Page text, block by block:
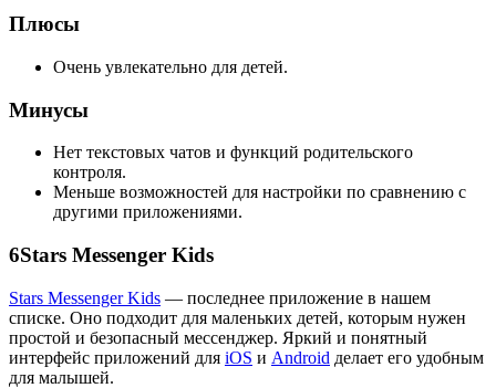
Плюсы
Очень увлекательно для детей.
Минусы
Нет текстовых чатов и функций родительского
контроля.
Меньше возможностей для настройки по сравнению с
другими приложениями.
6Stars Messenger Kids
Stars Messenger Kids — последнее приложение в нашем
списке. Оно подходит для маленьких детей, которым нужен
простой и безопасный мессенджер. Яркий и понятный
интерфейс приложений для iOS и Android делает его удобным
для малышей.